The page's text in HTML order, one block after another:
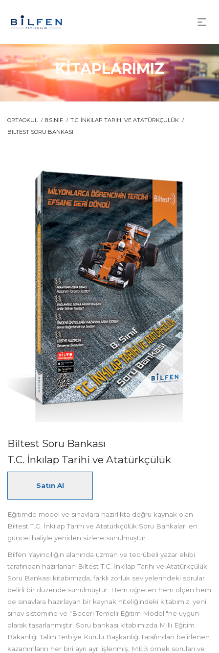
KİTAPLARIMIZ
ORTAOKUL 8.SINIF
T.C. İNKILAP TARIHI VE ATATÜRKÇÜLÜK
BILTEST SORU BANKASI
Biltest Soru Bankası
T.C. İnkılap Tarihi ve Atatürkçülük
Satın Al
Eğitimde model ve sınavlara hazırlıkta doğru kaynak olan
Biltest T.C. İnkılap Tarihi ve Atatürkçülük Soru Bankaları en
güncel haliyle yeniden sizlere sunulmuştur.
Bilfen Yayıncılığın alanında uzman ve tecrübeli yazar ekibi
tarafından hazırlanan Biltest T.C. İnkılap Tarihi ve Atatürkçülük
Soru Bankası kitabımızda, farklı zorluk seviyelerindeki sorular
belirli bir düzende sunulmuştur. Hem öğreten hem ölçen hem
de sınavlara hazırlayan bir kaynak niteliğindeki kitabımız, yeni
sınav sistemine ve "Beceri Temelli Eğitim Modeli"ne uygun
olarak tasarlanmıştır. Soru bankası kitabımızda Milli Eğitim
Bakanlığı Talim Terbiye Kurulu Başkanlığı tarafından belirlenen
kazanımların her biri ayrı ayrı işlenmiş, MEB örnek soruları ve